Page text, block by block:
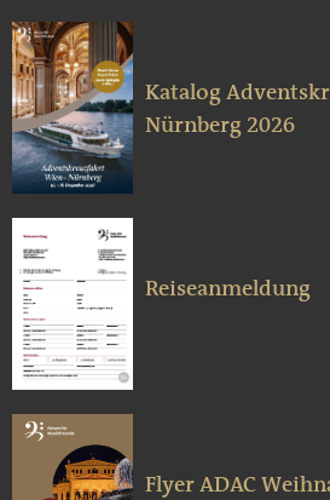
Katalog
Nürnberg 2026
Reiseanmeldung
Flyer ADAC